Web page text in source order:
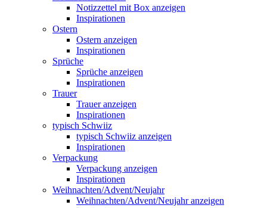
Notizzettel mit Box anzeigen
Inspirationen
Ostern
Ostern anzeigen
Inspirationen
Sprüche
Sprüche anzeigen
Inspirationen
Trauer
Trauer anzeigen
Inspirationen
typisch Schwiiz
typisch Schwiiz anzeigen
Inspirationen
Verpackung
Verpackung anzeigen
Inspirationen
Weihnachten/Advent/Neujahr
Weihnachten/Advent/Neujahr anzeigen